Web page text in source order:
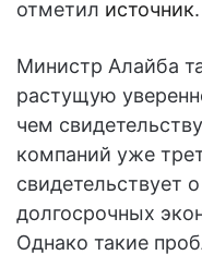
отметил источник.
Министр Алайба
растущую
чем
компаний уже
свидетельствует
долгосрочных
Однако такие